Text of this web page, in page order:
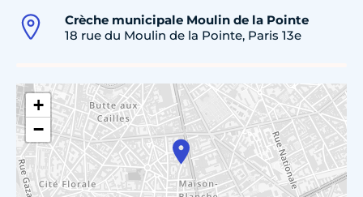
Crèche municipale Moulin de la Pointe
18 rue du Moulin de la Pointe, Paris 13e
+
−